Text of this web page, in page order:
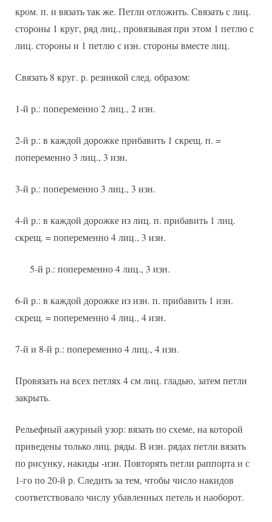
кром. п. и вязать так же. Петли отложить. Связать с лиц.
стороны 1 круг, ряд лиц., провязывая при этом 1 петлю с
лиц. стороны и 1 петлю с изн. стороны вместе лиц.
Связать 8 круг. р. резинкой след. образом:
1-й р.: попеременно 2 лиц., 2 изн.
2-й р.: в каждой дорожке прибавить 1 скрещ. п. =
попеременно 3 лиц., 3 изн.
3-й р.: попеременно 3 лиц., 3 изн.
4-й р.: в каждой дорожке из лиц. п. прибавить 1 лиц.
скрещ. = попеременно 4 лиц., 3 изн.
5-й р.: попеременно 4 лиц., 3 изн.
6-й р.: в каждой дорожке из изн. п. прибавить 1 изн.
скрещ. = попеременно 4 лиц., 4 изн.
7-й и 8-й р.: попеременно 4 лиц., 4 изн.
Провязать на всех петлях 4 см лиц. гладью, затем петли
закрыть.
Рельефный ажурный узор: вязать по схеме, на которой
приведены только лиц. ряды. В изн. рядах петли вязать
по рисунку, накиды -изн. Повторять петли раппорта и с
1-го по 20-й р. Следить за тем, чтобы число накидов
соответствовало числу убавленных петель и наоборот.